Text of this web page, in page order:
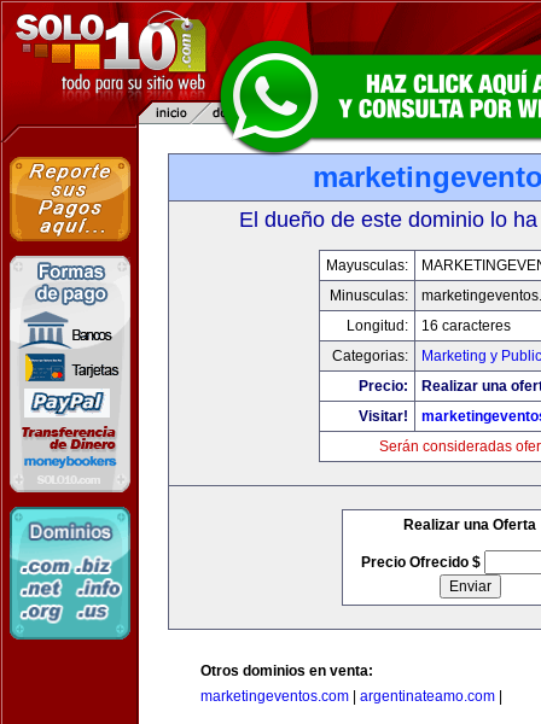
El dueño de este dominio lo
Mayusculas:
Minusculas:
Longitud:
16 caracteres
Categorias:
Marketing y
Precio:
Realizar una
Visitar!
Serán consideradas
Realizar una Oferta
Precio Ofrecido $
Otros dominios en venta:
marketingeventos.com
argentinateamo.com